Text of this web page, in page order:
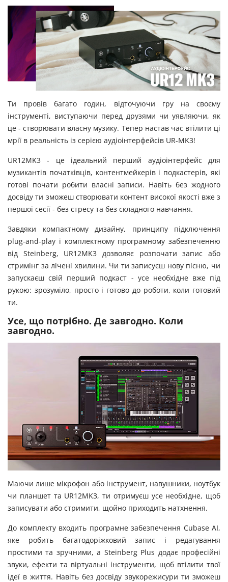
Ти провів багато годин, відточуючи гру на своєму
інструменті, виступаючи перед друзями чи уявляючи, як
це - створювати власну музику. Тепер настав час втілити ці
мрії в реальність із серією аудіоінтерфейсів UR-MK3!
UR12MK3 - це ідеальний перший аудіоінтерфейс для
музикантів початківців, контентмейкерів і подкастерів, які
готові почати робити власні записи. Навіть без жодного
досвіду ти зможеш створювати контент високої якості вже з
першої сесії - без стресу та без складного навчання.
Завдяки компактному дизайну, принципу підключення
plug-and-play і комплектному програмному забезпеченню
від Steinberg, UR12MK3 дозволяє розпочати запис або
стримінг за лічені хвилини. Чи ти записуєш нову пісню, чи
запускаєш свій перший подкаст - усе необхідне вже під
рукою: зрозуміло, просто і готово до роботи, коли готовий
ти.
Усе, що потрібно. Де завгодно. Коли
завгодно.
Маючи лише мікрофон або інструмент, навушники, ноутбук
чи планшет та UR12MK3, ти отримуєш усе необхідне, щоб
записувати або стримити, щойно приходить натхнення.
До комплекту входить програмне забезпечення Cubase AI,
яке робить багатодоріжковий запис і редагування
простими та зручними, а Steinberg Plus додає професійні
звуки, ефекти та віртуальні інструменти, щоб втілити твої
ідеї в життя. Навіть без досвіду звукорежисури ти зможеш